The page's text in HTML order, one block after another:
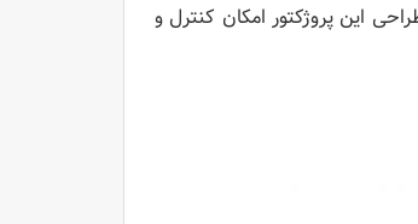
این پروژکتور امکان کنترل و